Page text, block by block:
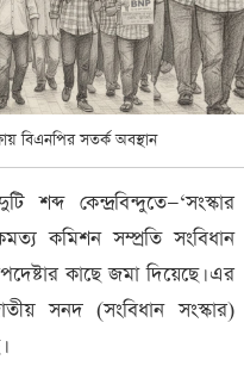
বিএনপির সতর্ক অবস্থান
কেন্দ্রবিন্দুতে—‘সংস্কার
কমিশন সম্প্রতি সংবিধান
কাছে জমা দিয়েছে। এর
সনদ (সংবিধান সংস্কার)